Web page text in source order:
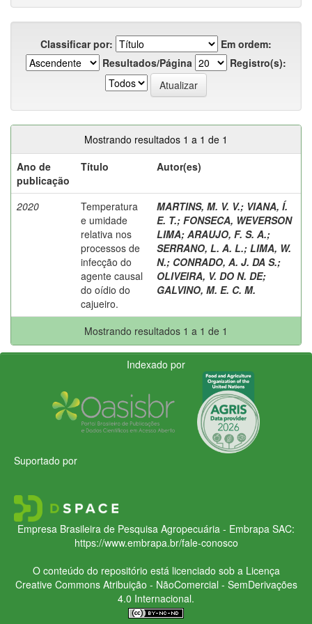
Classificar por:
Em ordem:
Resultados/Página
Registro(s):
Mostrando resultados 1 a 1 de 1
Ano de
publicação
Título Autor(es)
2020
Temperatura
e umidade
relativa nos
processos de
infecção do
agente causal
do oídio do
cajueiro.
MARTINS, M. V. V.; VIANA, Í.
E. T.; FONSECA, WEVERSON
LIMA; ARAUJO, F. S. A.;
SERRANO, L. A. L.; LIMA, W.
N.; CONRADO, A. J. DA S.;
OLIVEIRA, V. DO N. DE;
GALVINO, M. E. C. M.
Mostrando resultados 1 a 1 de 1
Indexado por
Suportado por
Empresa Brasileira de Pesquisa Agropecuária - Embrapa SAC:
https://www.embrapa.br/fale-conosco
O conteúdo do repositório está licenciado sob a Licença
Creative CommonsAtribuição - NãoComercial - SemDerivações
4.0 Internacional.